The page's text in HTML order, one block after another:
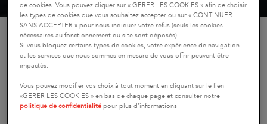
ACCUEIL COMPARATEUR COMPARER NOS VOILIERS
de voiliers et trouvez celui qui vous correspond le
mieux.
de cookies. Vous pouvez cliquer sur « GERER LES COOKIES » afin de choisir
les types de cookies que vous souhaitez accepter ou sur « CONTINUER
SANS ACCEPTER » pour nous indiquer votre refus (seuls les cookies
nécessaires au fonctionnement du site sont déposés).
Si vous bloquez certains types de cookies, votre expérience de navigation
et les services que nous sommes en mesure de vous offrir peuvent être
impactés.
Vous pouvez modifier vos choix à tout moment en cliquant sur le lien
«GERER LES COOKIES » en bas de chaque page et consulter notre
politique de confidentialité pour plus d’informations